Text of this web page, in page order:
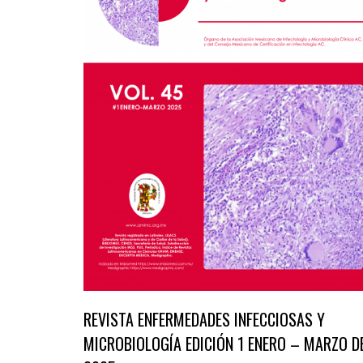
REVISTA ENFERMEDADES INFECCIOSAS Y
MICROBIOLOGÍA EDICIÓN 1 ENERO – MARZO